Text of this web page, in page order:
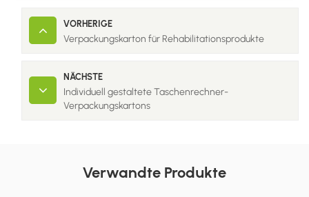
VORHERIGE
Verpackungskarton für Rehabilitationsprodukte
NÄCHSTE
Individuell gestaltete Taschenrechner-
Verpackungskartons
Verwandte Produkte